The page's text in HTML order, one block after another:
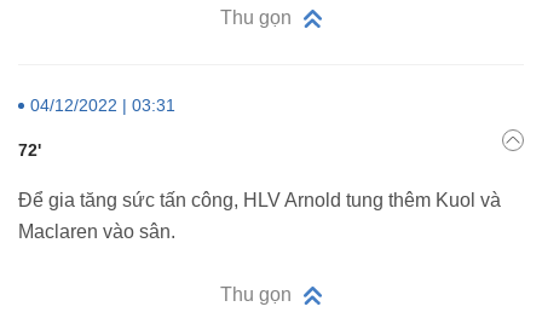
Thu gọn
04/12/2022 | 03:31
72'
Để gia tăng sức tấn công, HLV Arnold tung thêm Kuol và
Maclaren vào sân.
Thu gọn